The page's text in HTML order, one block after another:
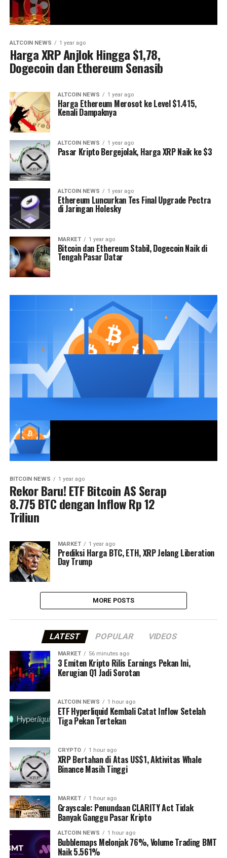
ALTCOIN NEWS 1 year ago
Harga XRP Anjlok Hingga $1,78,
Dogecoin dan Ethereum Senasib
ALTCOIN NEWS 1 year ago
Harga Ethereum Merosot ke Level $1.415,
Kenali Dampaknya
ALTCOIN NEWS 1 year ago
Pasar Kripto Bergejolak, Harga XRP Naik ke $3
ALTCOIN NEWS 1 year ago
Ethereum Luncurkan Tes Final Upgrade Pectra
di Jaringan Holesky
MARKET 1 year ago
Bitcoin dan Ethereum Stabil, Dogecoin Naik di
Tengah Pasar Datar
BITCOIN NEWS 1 year ago
Rekor Baru! ETF Bitcoin AS Serap
8.775 BTC dengan Inflow Rp 12
Triliun
MARKET 1 year ago
Prediksi Harga BTC, ETH, XRP Jelang Liberation
Day Trump
MORE POSTS
LATEST POPULAR VIDEOS
MARKET 56 minutes ago
3 Emiten Kripto Rilis Earnings Pekan Ini,
Kerugian Q1 Jadi Sorotan
ALTCOIN NEWS 1 hour ago
ETF Hyperliquid Kembali Catat Inflow Setelah
Tiga Pekan Tertekan
CRYPTO 1 hour ago
XRP Bertahan di Atas US$1, Aktivitas Whale
Binance Masih Tinggi
MARKET 1 hour ago
Grayscale: Penundaan CLARITY Act Tidak
Banyak Ganggu Pasar Kripto
ALTCOIN NEWS 1 hour ago
Bubblemaps Melonjak 76%, Volume Trading BMT
Naik 5.561%